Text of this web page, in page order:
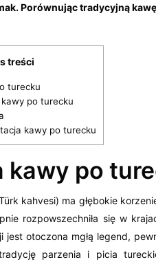
Porównując tradycyjną
treści
turecku
po turecku
kawy po turecku
kawy po
kahvesi) ma głębokie
rozpowszechniła się w
jest otoczona mgłą legend,
tradycję parzenia i picia